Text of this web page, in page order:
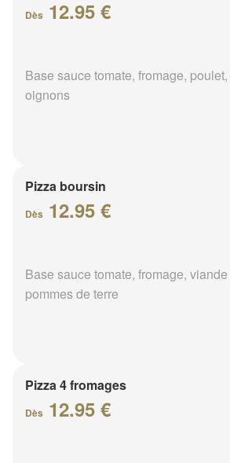
Dès 12.95 €
Base sauce tomate, fromage,
oignons
Pizza boursin
Dès 12.95 €
Base sauce tomate, fromage,
pommes de terre
Pizza 4 fromages
Dès 12.95 €